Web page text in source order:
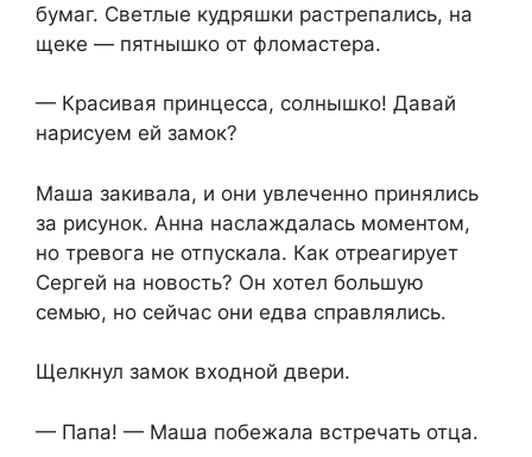
бумаг. Светлые кудряшки растрепались, на
щеке — пятнышко от фломастера.
— Красивая принцесса, солнышко! Давай
нарисуем ей замок?
Маша закивала, и они увлеченно принялись
за рисунок. Анна наслаждалась моментом,
но тревога не отпускала. Как отреагирует
Сергей на новость? Он хотел большую
семью, но сейчас они едва справлялись.
Щелкнул замок входной двери.
— Папа! — Маша побежала встречать отца.